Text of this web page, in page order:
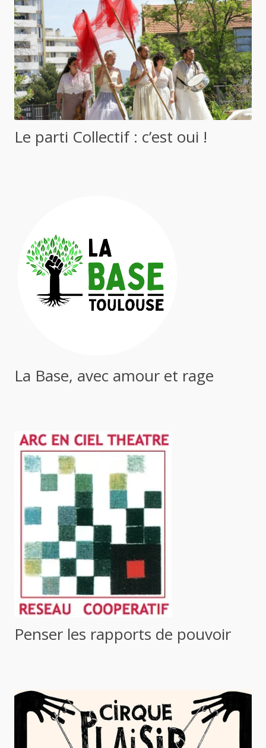
Le parti Collectif : c’est oui !
La Base, avec amour et rage
Penser les rapports de pouvoir